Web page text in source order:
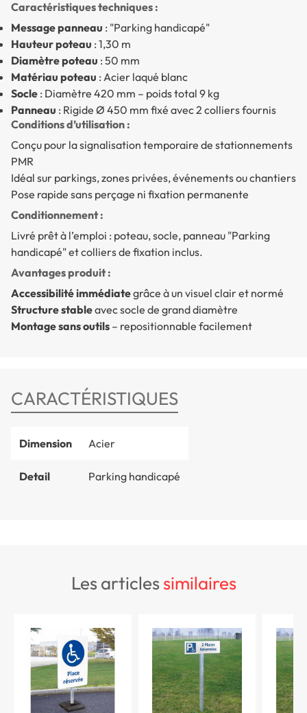
Caractéristiques techniques :
Message panneau : "Parking handicapé"
Hauteur poteau : 1,30 m
Diamètre poteau : 50 mm
Matériau poteau : Acier laqué blanc
Socle : Diamètre 420 mm – poids total 9 kg
Panneau : Rigide Ø 450 mm fixé avec 2 colliers fournis
Conditions d’utilisation :
Conçu pour la signalisation temporaire de stationnements
PMR
Idéal sur parkings, zones privées, événements ou chantiers
Pose rapide sans perçage ni fixation permanente
Conditionnement :
Livré prêt à l’emploi : poteau, socle, panneau "Parking
handicapé" et colliers de fixation inclus.
Avantages produit :
Accessibilité immédiategrâce à un visuel clair et normé
Structure stableavec socle de grand diamètre
Montage sans outils – repositionnable facilement
CARACTÉRISTIQUES
Dimension Acier
Detail Parking handicapé
les articlessimilaires